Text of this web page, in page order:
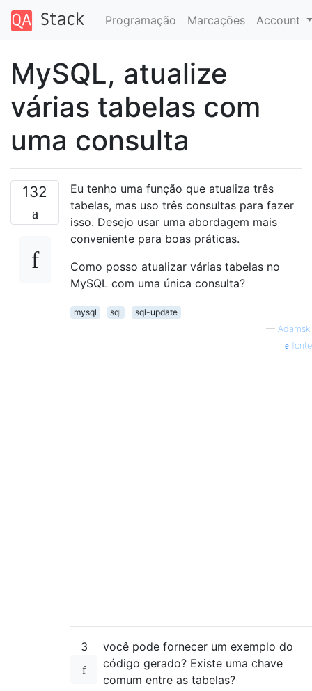
Programação Marcações Account
MySQL, atualize
várias tabelas com
uma consulta
132
Eu tenho uma função que atualiza três
tabelas, mas uso três consultas para fazer
isso. Desejo usar uma abordagem mais
conveniente para boas práticas.
Como posso atualizar várias tabelas no
MySQL com uma única consulta?
mysql sql
sql-update
— Adamski
fonte
3
você pode fornecer um exemplo do
código gerado? Existe uma chave
comum entre as tabelas?